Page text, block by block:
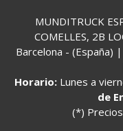
MUNDITRUCK
COMELLES, 2B
Barcelona - (España)
Horario: Lunes a
de
(*)